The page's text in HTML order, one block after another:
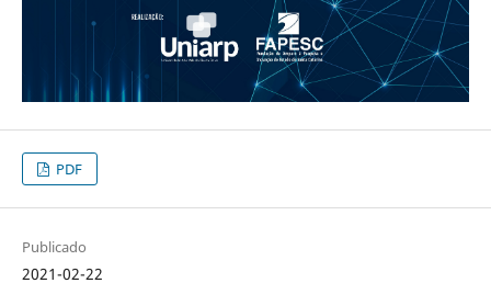
PDF
Publicado
2021-02-22